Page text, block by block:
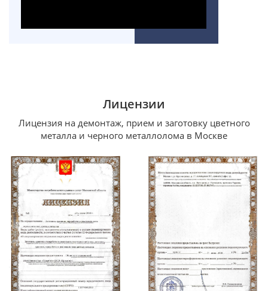
Лицензии
Лицензия на демонтаж, прием и заготовку цветного
металла и черного металлолома в Москве